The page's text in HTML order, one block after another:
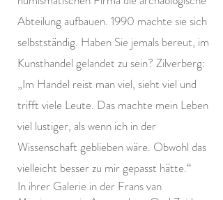
Abteilung aufbauen. 1990 machte sie sich
selbstständig. Haben Sie jemals bereut, im
Kunsthandel gelandet zu sein? Zilverberg:
„Im Handel reist man viel, sieht viel und
trifft viele Leute. Das machte mein Leben
viel lustiger, als wenn ich in der
Wissenschaft geblieben wäre. Obwohl das
vielleicht besser zu mir gepasst hätte.“
In ihrer Galerie in der Frans van